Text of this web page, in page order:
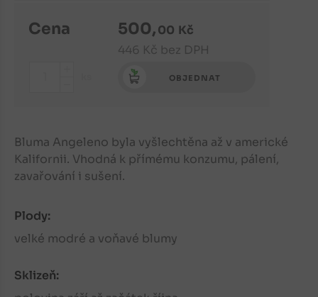
Cena 500,00 Kč
446 Kč bez DPH
OBJEDNAT
Bluma Angeleno byla vyšlechtěna až v americké
Kalifornii. Vhodná k přímému konzumu, pálení,
zavařování i sušení.
Plody:
velké modré a voňavé blumy
Sklizeň: